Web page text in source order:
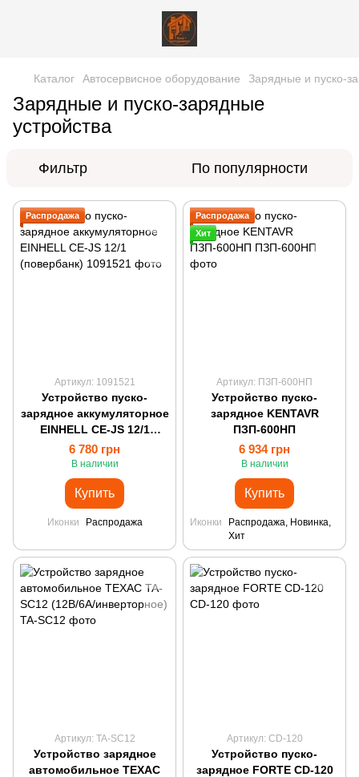
Каталог Автосервисное оборудование Зарядные и пуско-
Зарядные и пуско-зарядные
устройства
Фильтр По популярности
Распродажа
Артикул: 1091521
Устройство пуско-
зарядное аккумуляторное
EINHELL CE-JS 12/1
(повербанк)
6 780 грн
В наличии
Купить
Иконки Распродажа
Распродажа
Хит
Артикул: ПЗП-600НП
Устройство пуско-
зарядное KENTAVR
ПЗП-600НП
6 934 грн
В наличии
Купить
Иконки
Распродажа, Новинка,
Хит
Артикул: TA-SC12
Устройство зарядное
автомобильное ТЕХАС
Артикул: CD-120
Устройство пуско-
зарядное FORTE CD-120